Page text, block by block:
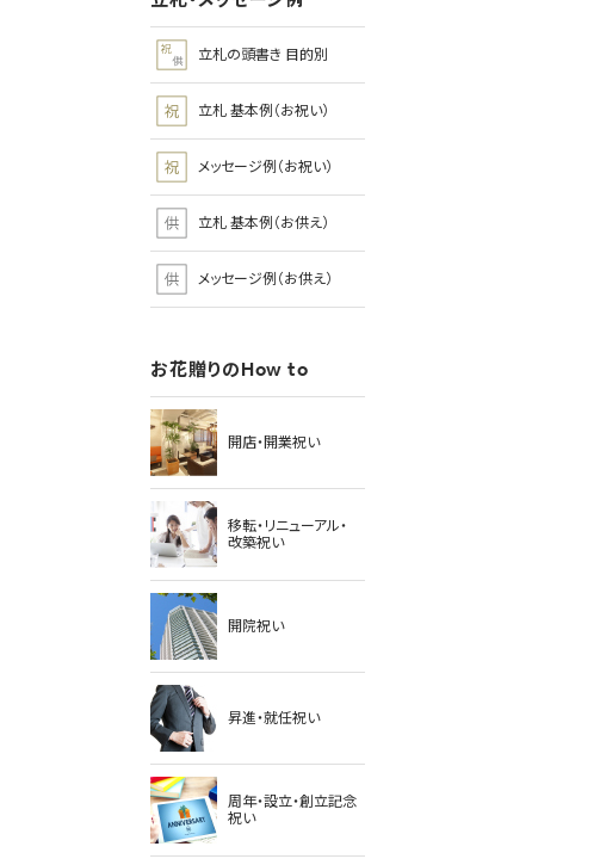
立札の頭書き 目的別
立札 基本例（お祝い）
メッセージ例（お祝い）
立札 基本例（お供え）
メッセージ例（お供え）
お花贈りのHow to
開店・開業祝い
移転・リニューアル・
改築祝い
開院祝い
昇進・就任祝い
周年・設立・創立記念
祝い